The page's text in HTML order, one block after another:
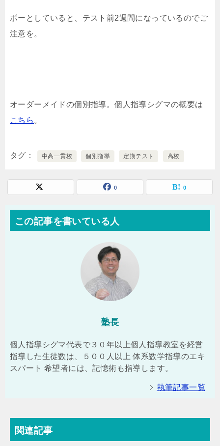
ボーとしていると、テスト前2週間になっているのでご
注意を。
オーダーメイドの個別指導。個人指導シグマの概要は
こちら 。
タグ 中高一貫校 個別指導 定期テスト 高校
0 0
この記事を書いている人
塾長
個人指導シグマ代表で３０年以上個人指導教室を経営
指導した生徒数は、５００人以上 体系数学指導のエキ
スパート 希望者には、記憶術も指導します。
執筆記事一覧
関連記事